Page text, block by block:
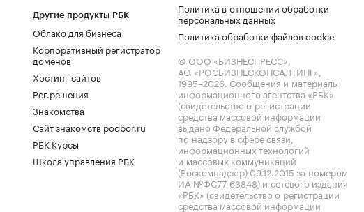
Другие продукты РБК
Облако для бизнеса
Корпоративный регистратор
доменов
Хостинг сайтов
Рег.решения
Знакомства
Сайт знакомств podbor.ru
РБК Курсы
Школа управления РБК
Политика в отношении обработки
персональных данных
Политика обработки файлов cookie
© ООО «БИЗНЕСПРЕСС»,
АО «РОСБИЗНЕСКОНСАЛТИНГ»,
1995–2026. Сообщения и материалы
информационного агентства «РБК»
(свидетельство о регистрации
средства массовой информации
выдано Федеральной службой
по надзору в сфере связи,
информационных технологий
и массовых коммуникаций
(Роскомнадзор) 09.12.2015 за номером
ИА №ФС77-63848) и сетевого издания
«РБК» (свидетельство о регистрации
средства массовой информации